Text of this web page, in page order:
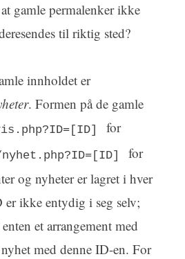
gamle permalenker ikke
til riktig sted?
innholdet er
. Formen på de gamle
for
for
og nyheter er lagret i hver
er ikke entydig i seg selv;
et arrangement med
med denne ID-en. For